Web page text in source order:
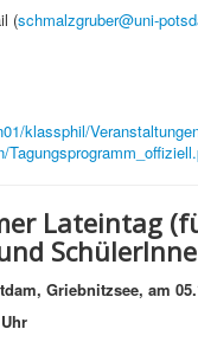
(schmalzgruber@uni-
klassphil/
Lateintag
Griebnitzsee, am